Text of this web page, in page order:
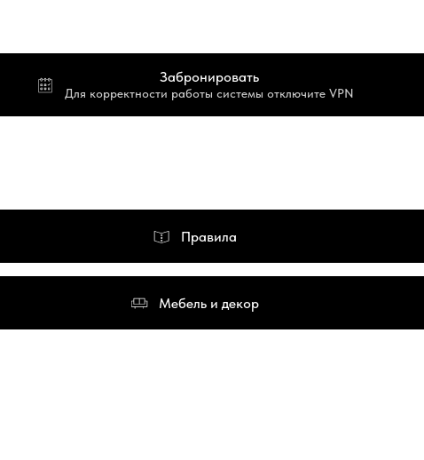
Забронировать
Для корректности работы системы отключите VPN
Правила
Мебель и декор